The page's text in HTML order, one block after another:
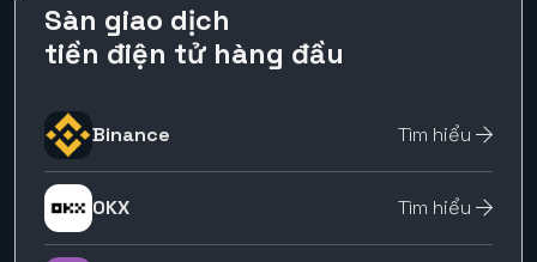
Sàn giao dịch
tiền điện tử hàng đầu
Binance Tìm hiểu
OKX Tìm hiểu